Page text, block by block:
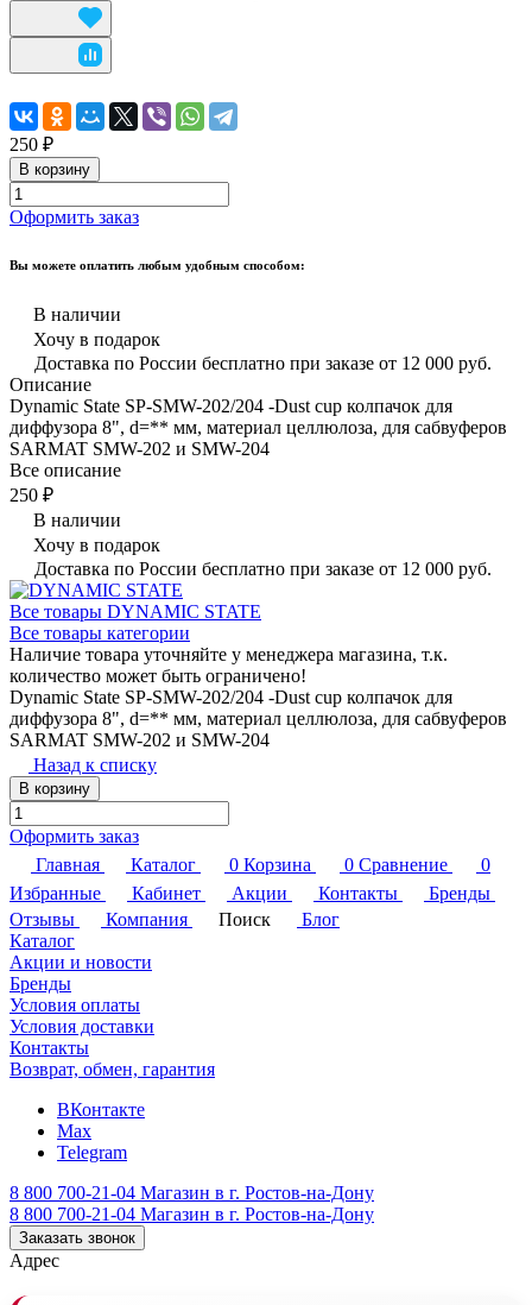
250 ₽
В корзину
Оформить заказ
Вы можете оплатить любым удобным способом:
В наличии
Хочу в подарок
Доставка по России бесплатно при заказе от 12 000 руб.
Описание
Dynamic State SP-SMW-202/204 -Dust cup колпачок для
диффузора 8", d=** мм, материал целлюлоза, для сабвуферов
SARMAT SMW-202 и SMW-204
Все описание
250 ₽
В наличии
Хочу в подарок
Доставка по России бесплатно при заказе от 12 000 руб.
Все товары DYNAMIC STATE
Все товары категории
Наличие товара уточняйте у менеджера магазина, т.к.
количество может быть ограничено!
Dynamic State SP-SMW-202/204 -Dust cup колпачок для
диффузора 8", d=** мм, материал целлюлоза, для сабвуферов
SARMAT SMW-202 и SMW-204
Назад к списку
В корзину
Оформить заказ
Главная
Каталог 0 Корзина 0 Сравнение
0
Избранные
Кабинет Акции Контакты
Бренды
Отзывы
Компания Поиск
Блог
Каталог
Акции и новости
Бренды
Условия оплаты
Условия доставки
Контакты
Возврат, обмен, гарантия
ВКонтакте
Max
Telegram
8 800 700-21-04 Магазин в г. Ростов-на-Дону
8 800 700-21-04 Магазин в г. Ростов-на-Дону
Заказать звонок
Адрес